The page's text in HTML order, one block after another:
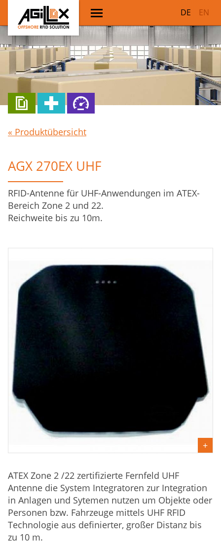
DE EN
« Produktübersicht
AGX 270EX UHF
RFID-Antenne für UHF-Anwendungen im ATEX-
Bereich Zone 2 und 22.
Reichweite bis zu 10m.
ATEX Zone 2 /22 zertifizierte Fernfeld UHF
Antenne die System Integratoren zur Integration
in Anlagen und Sytemen nutzen um Objekte oder
Personen bzw. Fahrzeuge mittels UHF RFID
Technologie aus definierter, großer Distanz bis
zu 10 m.